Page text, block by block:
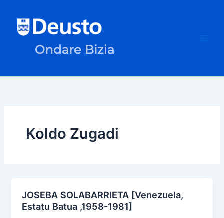
content
Koldo Zugadi
JOSEBA SOLABARRIETA [Venezuela,
Estatu Batua ,1958-1981]